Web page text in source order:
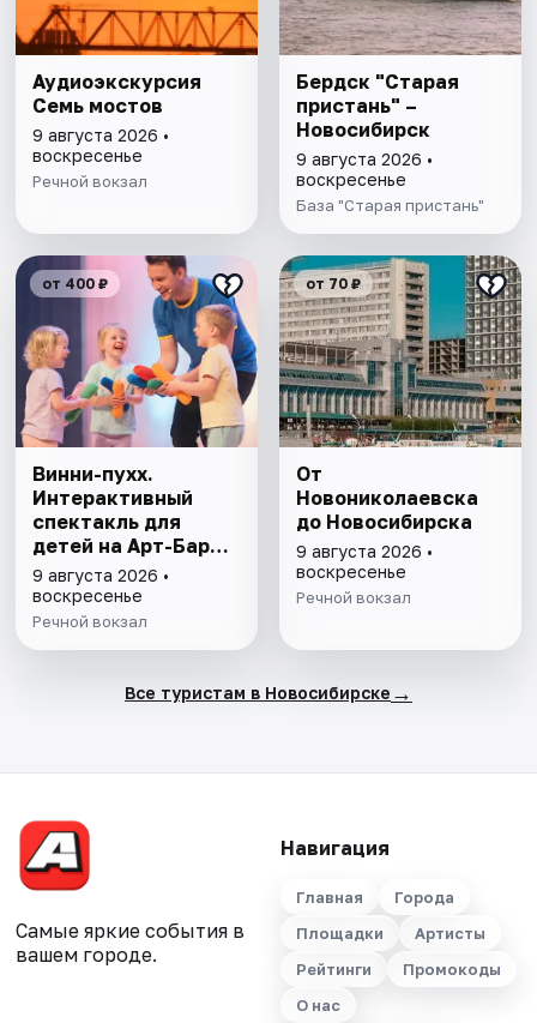
Аудиоэкскурсия
Семь мостов
9 августа 2026 •
воскресенье
Речной вокзал
Бердск "Старая
пристань" –
Новосибирск
9 августа 2026 •
воскресенье
База "Старая пристань"
от 400 ₽
Винни-пухх.
Интерактивный
спектакль для
детей на Арт-Барже
Кубрик + прогулка
на теплоходе
9 августа 2026 •
воскресенье
Речной вокзал
от 70 ₽
От
Новониколаевска
до Новосибирска
9 августа 2026 •
воскресенье
Речной вокзал
Все туристам в Новосибирске →
Самые яркие события в
вашем городе.
Навигация
Главная
Города
Площадки
Артисты
Рейтинги
Промокоды
О нас